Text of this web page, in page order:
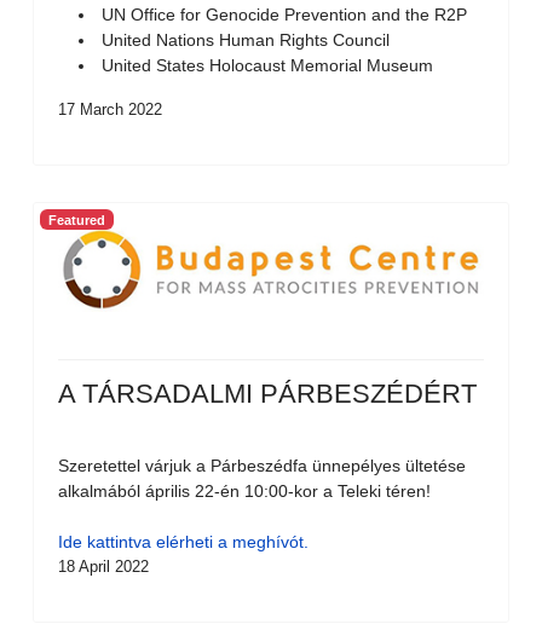
UN Office for Genocide Prevention and the R2P
United Nations Human Rights Council
United States Holocaust Memorial Museum
17 March 2022
Featured
A TÁRSADALMI PÁRBESZÉDÉRT
Szeretettel várjuk a Párbeszédfa ünnepélyes ültetése
alkalmából április 22-én 10:00-kor a Teleki téren!
Ide kattintva elérheti a meghívót.
18 April 2022